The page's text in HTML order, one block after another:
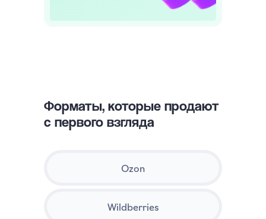
Форматы, которые продают
с первого взгляда
Ozon
Wildberries